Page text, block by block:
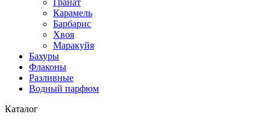
Карамель
Барбарис
Хвоя
Маракуйя
Бахуры
Флаконы
Разливные
Водный парфюм
Каталог